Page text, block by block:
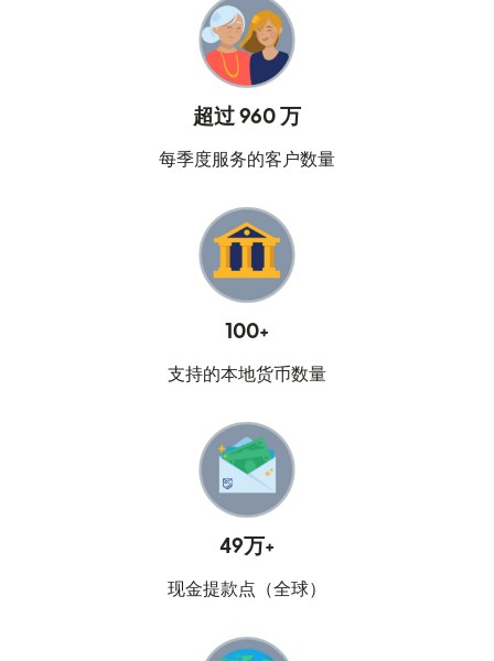
超过 960 万
每季度服务的客户数量
100+
支持的本地货币数量
49万+
现金提款点（全球）